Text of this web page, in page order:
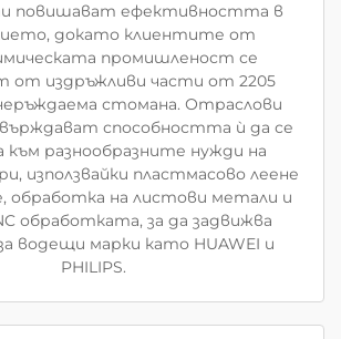
повишават ефективността в
докато клиентите от
промишленост се
от издръжливи части от 2205
стомана. Отраслови
способността ѝ да се
към разнообразните нужди на
използвайки пластмасово леене
обработка на листови метали и
обработката, за да задвижва
водещи марки като HUAWEI и
PHILIPS.